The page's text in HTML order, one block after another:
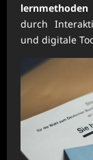
lernmethoden
durch
und digitale